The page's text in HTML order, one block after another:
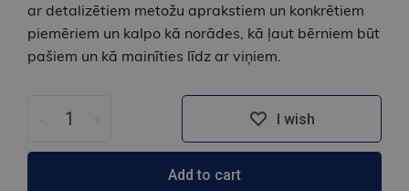
ar detalizētiem metožu aprakstiem un konkrētiem
piemēriem un kalpo kā norādes, kā ļaut bērniem būt
pašiem un kā mainīties līdz ar viņiem.
I wish
Add to cart